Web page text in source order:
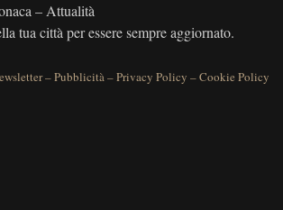
– Attualità
tua città per essere sempre aggiornato.
–Pubblicità–Privacy Policy –Cookie Policy